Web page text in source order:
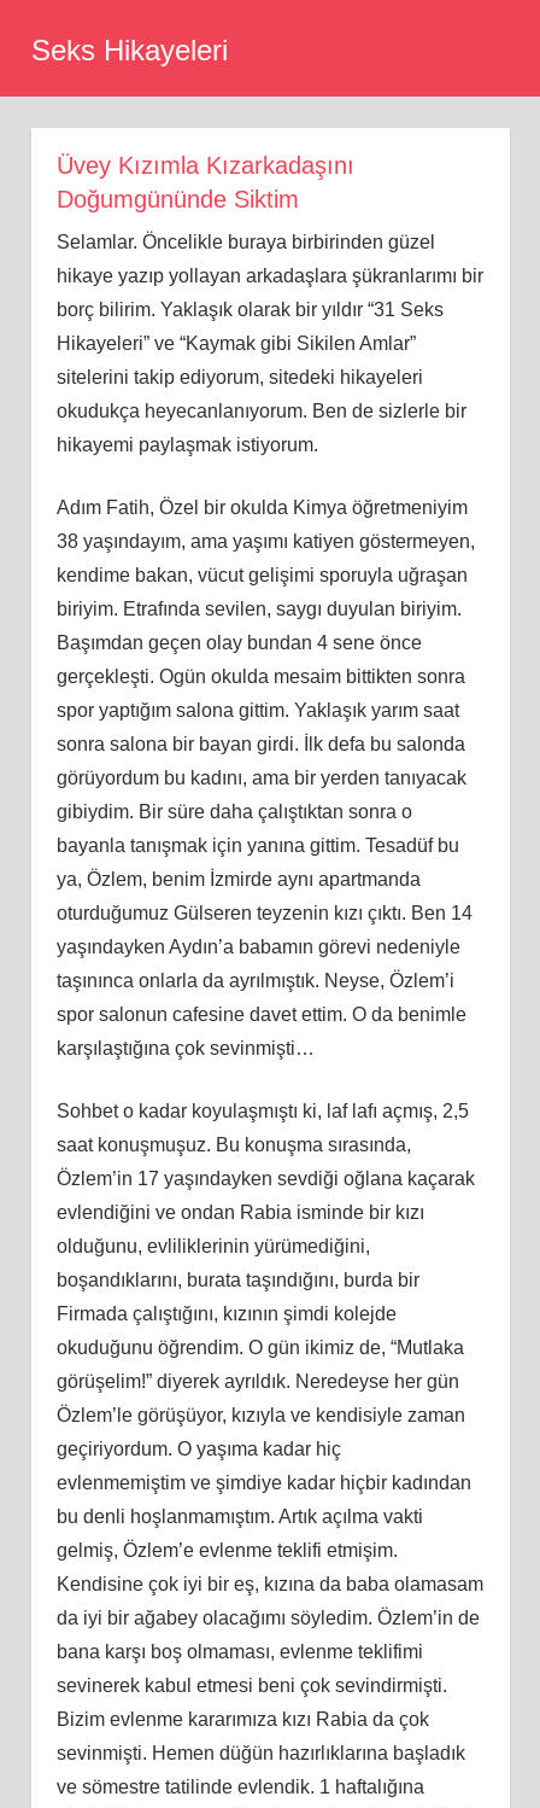
Seks Hikayeleri
Üvey Kızımla Kızarkadaşını
Doğumgününde Siktim
Selamlar. Öncelikle buraya birbirinden güzel
hikaye yazıp yollayan arkadaşlara şükranlarımı bir
borç bilirim. Yaklaşık olarak bir yıldır “31 Seks
Hikayeleri” ve “Kaymak gibi Sikilen Amlar”
sitelerini takip ediyorum, sitedeki hikayeleri
okudukça heyecanlanıyorum. Ben de sizlerle bir
hikayemi paylaşmak istiyorum.
Adım Fatih, Özel bir okulda Kimya öğretmeniyim
38 yaşındayım, ama yaşımı katiyen göstermeyen,
kendime bakan, vücut gelişimi sporuyla uğraşan
biriyim. Etrafında sevilen, saygı duyulan biriyim.
Başımdan geçen olay bundan 4 sene önce
gerçekleşti. Ogün okulda mesaim bittikten sonra
spor yaptığım salona gittim. Yaklaşık yarım saat
sonra salona bir bayan girdi. İ
lkdefa bu salonda
görüyordum bu kadını, ama bir yerden tanıyacak
gibiydim. Bir süre daha çalıştıktan sonra o
bayanla tanışmak için yanına gittim. Tesadüf bu
ya, Özlem, benim İzmirde aynı apartmanda
oturduğumuz Gülseren teyzenin kızı çıktı. Ben 14
yaşındayken Aydın’a babamın görevi nedeniyle
taşınınca onlarla da ayrılmıştık. Neyse, Özlem’i
spor salonun cafesine davet ettim. O da benimle
karşılaştığına çok sevinmişti…
Sohbet o kadar koyulaşmıştı ki, laf lafı açmış, 2,5
saat konuşmuşuz. Bu konuşma sırasında,
Özlem’in 17 yaşındayken sevdiği oğlana kaçarak
evlendiğini ve ondan Rabia isminde bir kızı
olduğunu, evliliklerinin yürümediğini,
boşandıklarını, burata taşındığını, burda bir
Firmada çalıştığını, kızının şimdi kolejde
okuduğunu öğrendim. O gün ikimiz de, “Mutlaka
görüşelim!” diyerek ayrıldık. Neredeyse her gün
Özlem’le görüşüyor, kızıyla ve kendisiyle zaman
geçiriyordum. O yaşıma kadar hiç
evlenmemiştimve şimdiye kadar hiçbir kadından
bu denli hoşlanmamıştım. Artık açılma vakti
gelmiş, Özlem’e evlenme teklifi etmişim.
Kendisine çok iyi bir eş, kızına da baba olamasam
da iyi bir ağabey olacağımı söyledim. Özlem’in de
bana karşı boş olmaması, evlenme teklifimi
sevinerek kabul etmesi beni çok sevindirmişti.
Bizim evlenme kararımıza kızı Rabia da çok
sevinmişti. Hemen düğün hazırlıklarına başladık
ve sömestre tatilinde evlendik. 1 haftalığına